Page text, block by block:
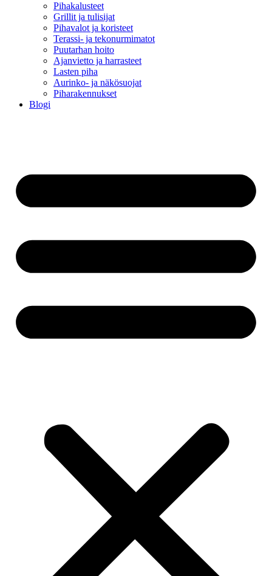
Pihakalusteet
Grillit ja tulisijat
Pihavalot ja koristeet
Terassi- ja tekonurmimatot
Puutarhan hoito
Ajanvietto ja harrasteet
Lasten piha
Aurinko- ja näkösuojat
Piharakennukset
Blogi